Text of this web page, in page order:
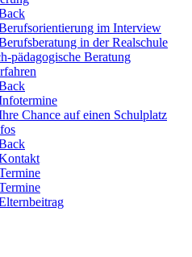
im Interview
in der Realschule
pädagogische Beratung
Chance auf einen Schulplatz